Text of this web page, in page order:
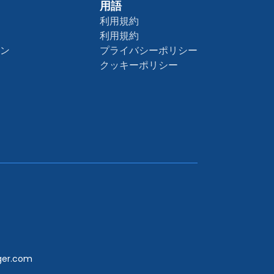
用語
利用規約
利用規約
プライバシーポリシー
クッキーポリシー